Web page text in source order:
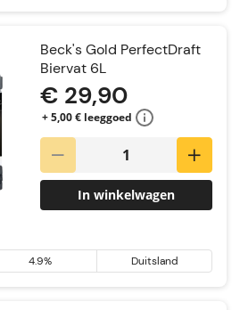
Beck's Gold PerfectDraft
Biervat 6L
€ 29,90
+ 5,00 € leeggoed
In winkelwagen
4.9% Duitsland